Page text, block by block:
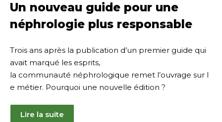
2026
Un nouveau guide pour une
néphrologie plus responsable
Trois ans après la publication d’un premier guide qui
avait marqué les esprits,
la communauté néphrologique remet l’ouvrage sur l
e métier. Pourquoi une nouvelle édition ?
Lire la suite